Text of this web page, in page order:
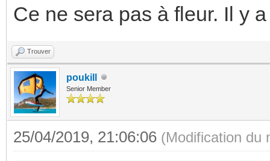
Ce ne sera pas à fleur. Il y
Trouver
poukill
Senior Member
25/04/2019, 21:06:06 (Modification du